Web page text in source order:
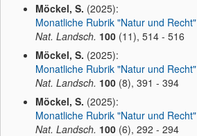
Möckel, S. (2025):
Monatliche Rubrik "Natur und Recht"
Nat. Landsch. 100 (11), 514 - 516
Möckel, S. (2025):
Monatliche Rubrik "Natur und Recht"
Nat. Landsch. 100 (8), 391 - 394
Möckel, S. (2025):
Monatliche Rubrik "Natur und Recht"
Nat. Landsch. 100 (6), 292 - 294